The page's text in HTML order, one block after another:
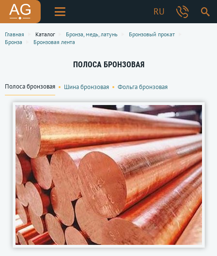
RU
Главная Каталог Бронза, медь, латунь
Бронзовый прокат
Бронза
Бронзовая лента
ПОЛОСА БРОНЗОВАЯ
Полоса бронзовая Шина бронзовая Фольга бронзовая